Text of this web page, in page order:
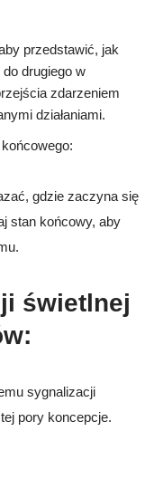
przedstawić, jak
drugiego w
zdarzeniem
działaniami.
gdzie zaczyna się
stan końcowy, aby
świetlnej
sygnalizacji
pory koncepcje.